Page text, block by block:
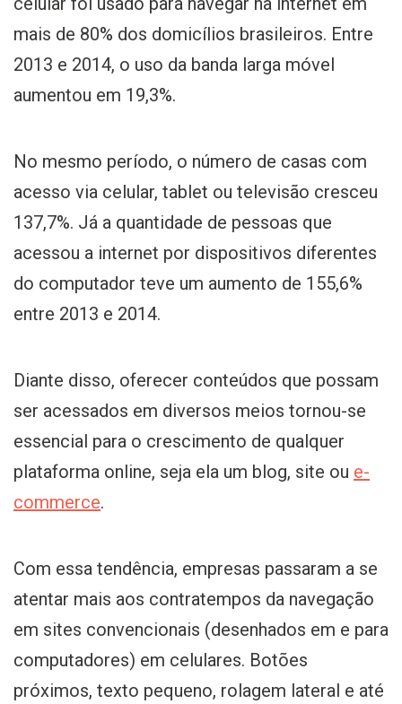
mais de 80% dos domicílios brasileiros. Entre
2013 e 2014, o uso da banda larga móvel
aumentou em 19,3%.
No mesmo período, o número de casas com
acesso via celular, tablet ou televisão cresceu
137,7%. Já a quantidade de pessoas que
acessou a internet por dispositivos diferentes
do computador teve um aumento de 155,6%
entre 2013 e 2014.
Diante disso, oferecer conteúdos que possam
ser acessados em diversos meios tornou-se
essencial para o crescimento de qualquer
plataforma online, seja ela um blog, site ou e-
commerce.
Com essa tendência, empresas passaram a se
atentar mais aos contratempos da navegação
em sites convencionais (desenhados em e para
computadores) em celulares. Botões
próximos, texto pequeno, rolagem lateral e até